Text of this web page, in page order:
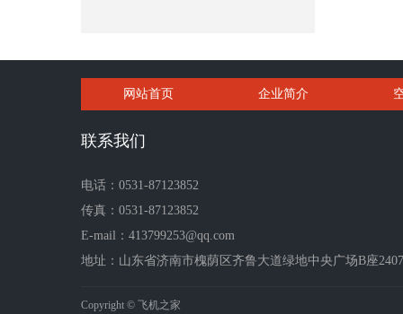
网站首页 企业简介
联系我们
电话：0531-87123852
传真：0531-87123852
E-mail：413799253@qq.com
地址：山东省济南市槐荫区齐鲁大道绿地中央广场B座
Copyright © 飞机之家